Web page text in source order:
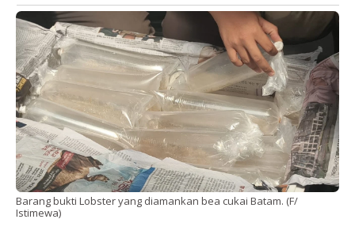
Barang bukti Lobster yang diamankan bea cukai Batam. (F/
Istimewa)